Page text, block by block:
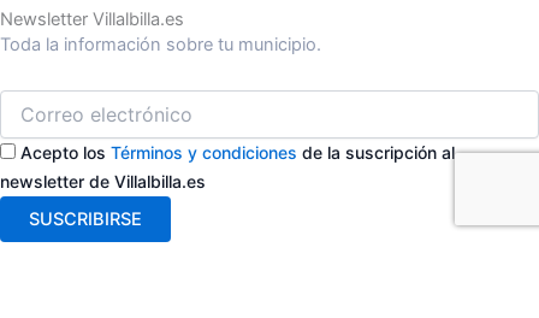
Newsletter Villalbilla.es
Toda la información sobre tu municipio.
Acepto los Términos y condiciones de la suscripción al
newsletter de Villalbilla.es
SUSCRIBIRSE